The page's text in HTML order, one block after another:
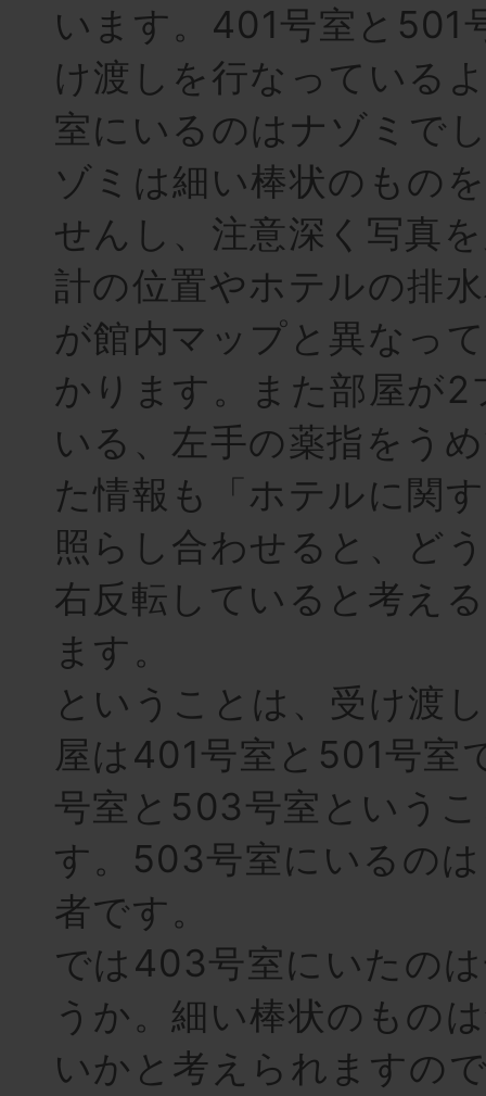
います。401号室と501
け渡しを行なっている
室にいるのはナゾミで
ゾミは細い棒状のもの
せんし、注意深く写真
計の位置やホテルの排
が館内マップと異なっ
かります。また部屋が2
いる、左手の薬指をう
た情報も「ホテルに関
照らし合わせると、ど
右反転していると考え
ます。
ということは、受け渡
屋は401号室と501号室
号室と503号室という
す。503号室にいるの
者です。
では403号室にいたの
うか。細い棒状のもの
いかと考えられますの